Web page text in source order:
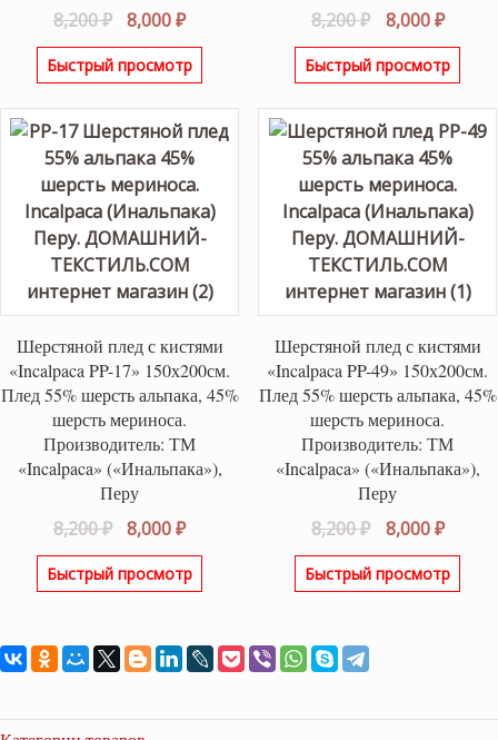
8,200₽
Первоначальная
цена
составляла
8,000₽Текущая
цена:
8,000 ₽.
Быстрый просмотр
8,200₽
цена
составляла
8,000₽
цена:
8,000
Быстрый просмотр
Шерстяной плед с кистями
«Incalpaca PP-17» 150х200см.
Плед 55% шерсть альпака, 45%
шерсть мериноса.
Производитель: ТМ
«Incalpaca» («Инальпака»),
Перу
8,200₽
Первоначальная
цена
составляла
8,000₽Текущая
цена:
8,000 ₽.
Быстрый просмотр
Шерстяной плед с кистями
«Incalpaca PP-49» 150х200см.
Плед 55% шерсть альпака, 45%
шерсть мериноса.
Производитель: ТМ
«Incalpaca» («Инальпака»),
Перу
8,200₽
цена
составляла
8,000₽
цена:
8,000
Быстрый просмотр